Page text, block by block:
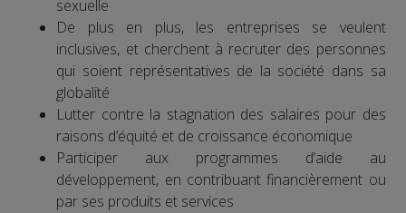
sexuelle
De plus en plus, les entreprises se veulent
inclusives, et cherchent à recruter des personnes
qui soient représentatives de la société dans sa
globalité
Lutter contre la stagnation des salaires pour des
raisons d’équité et de croissance économique
Participer aux programmes d’aide au
développement, en contribuant financièrement ou
par ses produits et services